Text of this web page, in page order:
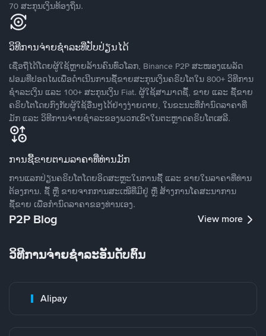
70 ສະກຸນເງິນທ້ອງຖິ່ນ.
ວິທີການຈ່າຍຊຳລະທີ່ປັບປ່ຽນໄດ້
ເຊື່ອຖືໄດ້ໂດຍຜູ້ໃຊ້ຫຼາຍລ້ານຄົນທົ່ວໂລກ, Binance P2P ສະໜອງແພລັດ
ຟອມທີ່ປອດໄພເພື່ອດໍາເນີນການຊື້ຂາຍສະກຸນເງິນຄຣິບໂຕໃນ 800+ ວິທີການ
ຊໍາລະເງິນ ແລະ 100+ ສະກຸນເງິນ Fiat. ຜູ້ໃຊ້ສາມາດຊື້, ຂາຍ ແລະ ຊື້ຂາຍ
ຄຣິບໂຕໂດຍກົງກັບຜູ້ໃຊ້ອື່ນໆໄດ້ຢ່າງງ່າຍດາຍ, ໃນຂະນະທີ່ກໍານົດລາຄາທີ່
ມັກ ແລະ ວິທີການຈ່າຍຊຳລະຂອງພວກເຂົາໃນຕະຫຼາດຄຣິບໂຕເສລີ.
ການຊື້ຂາຍຕາມລາຄາທີ່ທ່ານມັກ
ການແລກປ່ຽນຄຣິບໂຕໂດຍອິດສະຫຼະໃນການຊື້ ແລະ ຂາຍໃນລາຄາທີ່ທ່ານ
ຕ້ອງການ. ຊື້ ຫຼື ຂາຍຈາກການສະເໜີທີ່ມີຢູ່ ຫຼື ສ້າງການໂຄສະນາການ
ຊື້ຂາຍ ເພື່ອກໍານົດລາຄາຂອງທ່ານເອງ.
P2P Blog View more
ວິທີການຈ່າຍຊຳລະອັນດັບຕົ້ນ
Alipay